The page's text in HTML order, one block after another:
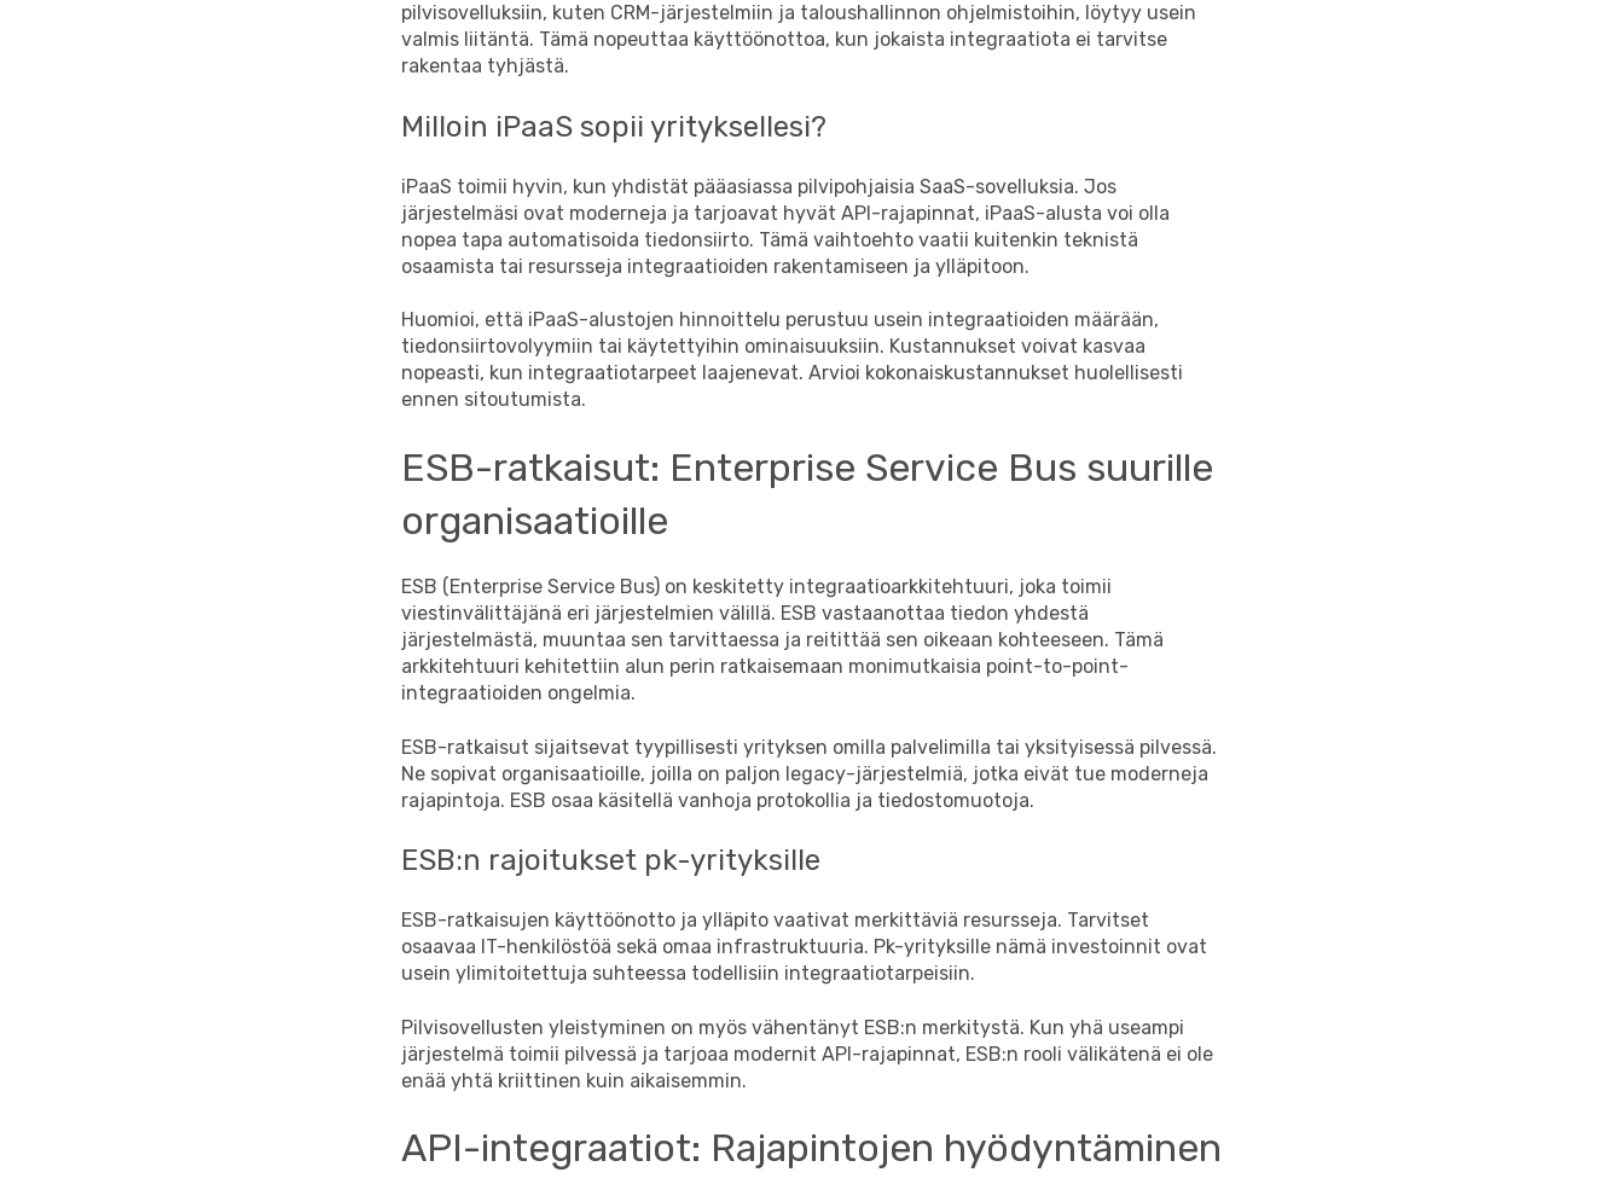
pilvisovelluksiin, kuten CRM-järjestelmiin ja taloushallinnon ohjelmistoihin, löytyy usein
valmis liitäntä. Tämä nopeuttaa käyttöönottoa, kun jokaista integraatiota ei tarvitse
rakentaa tyhjästä.
Milloin iPaaS sopii yrityksellesi?
iPaaS toimii hyvin, kun yhdistät pääasiassa pilvipohjaisia SaaS-sovelluksia. Jos
järjestelmäsi ovat moderneja ja tarjoavat hyvät API-rajapinnat, iPaaS-alusta voi olla
nopea tapa automatisoida tiedonsiirto. Tämä vaihtoehto vaatii kuitenkin teknistä
osaamista tai resursseja integraatioiden rakentamiseen ja ylläpitoon.
Huomioi, että iPaaS-alustojen hinnoittelu perustuu usein integraatioiden määrään,
tiedonsiirtovolyymiin tai käytettyihin ominaisuuksiin. Kustannukset voivat kasvaa
nopeasti, kun integraatiotarpeet laajenevat. Arvioi kokonaiskustannukset huolellisesti
ennen sitoutumista.
ESB-ratkaisut: Enterprise Service Bus suurille
organisaatioille
ESB (Enterprise Service Bus) on keskitetty integraatioarkkitehtuuri, joka toimii
viestinvälittäjänä eri järjestelmien välillä. ESB vastaanottaa tiedon yhdestä
järjestelmästä, muuntaa sen tarvittaessa ja reitittää sen oikeaan kohteeseen. Tämä
arkkitehtuuri kehitettiin alun perin ratkaisemaan monimutkaisia point-to-point-
integraatioiden ongelmia.
ESB-ratkaisut sijaitsevat tyypillisesti yrityksen omilla palvelimilla tai yksityisessä pilvessä.
Ne sopivat organisaatioille, joilla on paljon legacy-järjestelmiä, jotka eivät tue moderneja
rajapintoja. ESB osaa käsitellä vanhoja protokollia ja tiedostomuotoja.
ESB:n rajoitukset pk-yrityksille
ESB-ratkaisujen käyttöönotto ja ylläpito vaativat merkittäviä resursseja. Tarvitset
osaavaa IT-henkilöstöä sekä omaa infrastruktuuria. Pk-yrityksille nämä investoinnit ovat
usein ylimitoitettuja suhteessa todellisiin integraatiotarpeisiin.
Pilvisovellusten yleistyminen on myös vähentänyt ESB:n merkitystä. Kun yhä useampi
järjestelmä toimii pilvessä ja tarjoaa modernit API-rajapinnat, ESB:n rooli välikätenä ei ole
enää yhtä kriittinen kuin aikaisemmin.
API-integraatiot: Rajapintojen hyödyntäminen